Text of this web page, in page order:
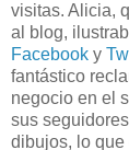
visitas. Alicia,
al blog,
Facebook y
fantástico
negocio en el
sus
dibujos, lo